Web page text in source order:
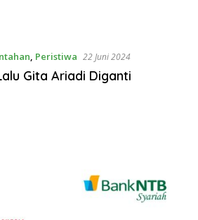
, Peristiwa 22 Juni 2024
Gita Ariadi Diganti